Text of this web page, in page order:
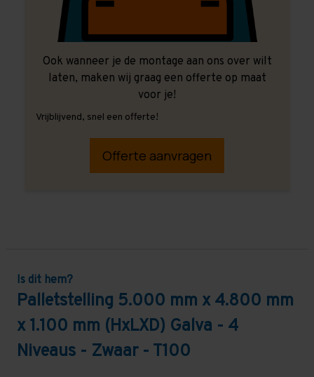
Ook wanneer je de montage aan ons over wilt
laten, maken wij graag een offerte op maat
voor je!
Vrijblijvend, snel een offerte!
Offerte aanvragen
Is dit hem?
Palletstelling 5.000 mm x 4.800 mm
x 1.100 mm (HxLXD) Galva - 4
Niveaus - Zwaar - T100